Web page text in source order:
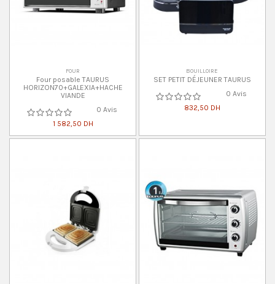
FOUR
Four posable TAURUS
HORIZON70+GALEXIA+HACHE
VIANDE
0 Avis
1 582,50 DH
BOUILLOIRE
SET PETIT DÉJEUNER TAURUS
0 Avis
832,50 DH